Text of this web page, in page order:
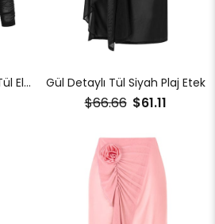
Asimetrik Büzgülü Siyah Tül Elbise Gül Detaylı Tül Siyah Plaj Etek
$61.11
$66.66